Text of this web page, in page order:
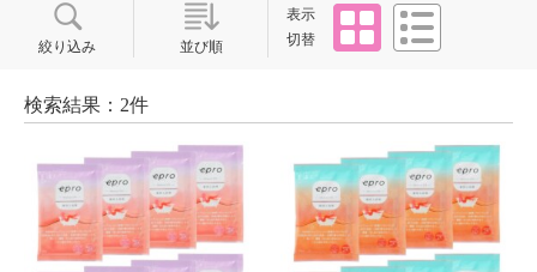
絞り込み 並び順
表示
切替
タイル
検索結果：2件